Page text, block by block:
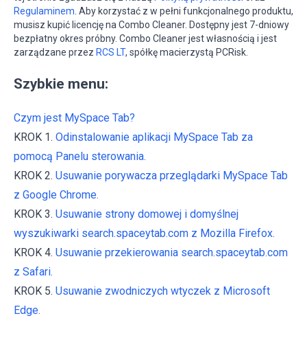
Regulaminem. Aby korzystać z w pełni funkcjonalnego produktu,
musisz kupić licencję na Combo Cleaner. Dostępny jest 7-dniowy
bezpłatny okres próbny. Combo Cleaner jest własnością i jest
zarządzane przez RCS LT, spółkę macierzystą PCRisk.
Szybkie menu:
Czym jest MySpace Tab?
KROK 1. Odinstalowanie aplikacji MySpace Tab za
pomocą Panelu sterowania.
KROK 2. Usuwanie porywacza przeglądarki MySpace Tab
z Google Chrome.
KROK 3. Usuwanie strony domowej i domyślnej
wyszukiwarki search.spaceytab.com z Mozilla Firefox.
KROK 4. Usuwanie przekierowania search.spaceytab.com
z Safari.
KROK 5. Usuwanie zwodniczych wtyczek z Microsoft
Edge.